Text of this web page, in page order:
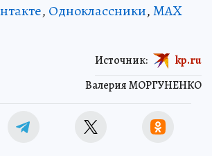
, Одноклассники,MAX
Валерия МОРГУНЕНКО
Источник: kp.ru